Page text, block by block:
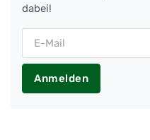
dabei!
Anmelden